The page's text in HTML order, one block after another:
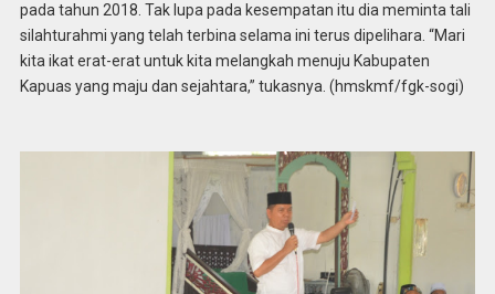
pada tahun 2018. Tak lupa pada kesempatan itu dia meminta tali
silahturahmi yang telah terbina selama ini terus dipelihara. “Mari
kita ikat erat-erat untuk kita melangkah menuju Kabupaten
Kapuas yang maju dan sejahtara,” tukasnya. (hmskmf/fgk-sogi)